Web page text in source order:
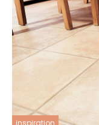
inspiration